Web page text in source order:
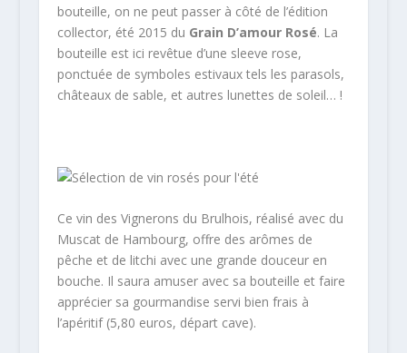
bouteille, on ne peut passer à côté de l’édition
collector, été 2015 du Grain D’amour Rosé. La
bouteille est ici revêtue d’une sleeve rose,
ponctuée de symboles estivaux tels les parasols,
châteaux de sable, et autres lunettes de soleil… !
Ce vin des Vignerons du Brulhois, réalisé avec du
Muscat de Hambourg, offre des arômes de
pêche et de litchi avec une grande douceur en
bouche. Il saura amuser avec sa bouteille et faire
apprécier sa gourmandise servi bien frais à
l’apéritif (5,80 euros, départ cave).